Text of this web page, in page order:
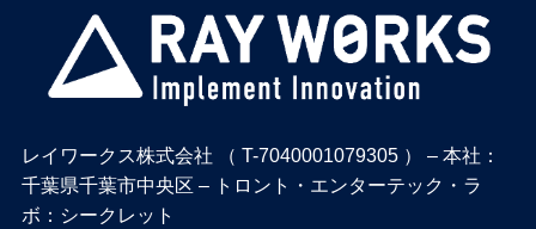
レイワークス株式会社 （ T-7040001079305 ） – 本社：
千葉県千葉市中央区 – トロント・エンターテック・ラ
ボ：シークレット